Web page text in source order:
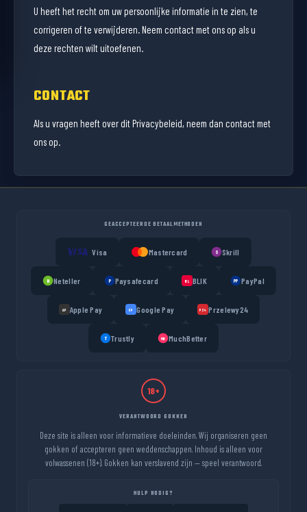
U heeft het recht om uw persoonlijke informatie in te zien, te
corrigeren of te verwijderen. Neem contact met ons op als u
deze rechten wilt uitoefenen.
CONTACT
Als u vragen heeft over dit Privacybeleid, neem dan contact met
ons op.
GEACCEPTEERDE BETAALMETHODEN
Visa Mastercard S Skrill
N Neteller P Paysafecard BL BLIK PP PayPal
AP Apple Pay GP Google Pay P24 Przelewy24
T Trustly MB MuchBetter
18+
VERANTWOORD GOKKEN
Deze site is alleen voor informatieve doeleinden. Wij organiseren geen
gokken of accepteren geen weddenschappen. Inhoud is alleen voor
volwassenen (18+). Gokken kan verslavend zijn — speel verantwoord.
HULP NODIG?